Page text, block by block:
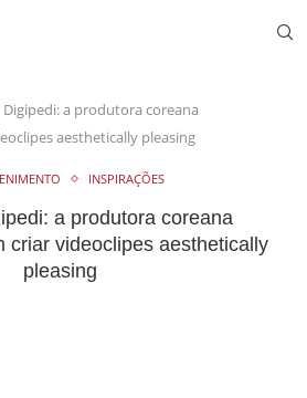
Digipedi: a produtora coreana
aesthetically pleasing
INSPIRAÇÕES
a produtora coreana
criar videoclipes aesthetically
pleasing